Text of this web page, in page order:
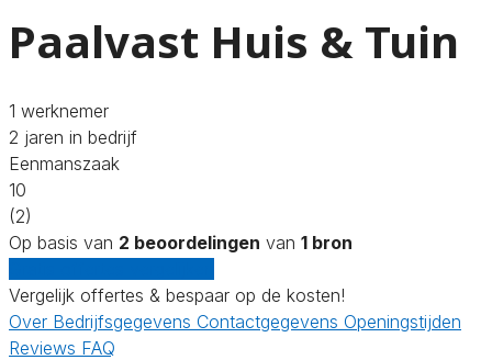
Paalvast Huis & Tuin
1 werknemer
2 jaren in bedrijf
Eenmanszaak
10
(2)
Op basis van 2 beoordelingen van 1 bron
Vergelijk offertes & bespaar op de kosten!
Over Bedrijfsgegevens Contactgegevens Openingstijden
Reviews FAQ